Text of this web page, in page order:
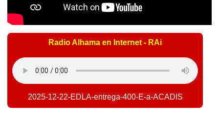
Radio Alhama en Internet - RAi
2025-12-22-EDLA-entrega-400-E-a-ACADIS